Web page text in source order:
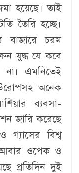
হয়েছে। তাই
তৈরি হচ্ছে।
বাজারে চরম
যুদ্ধ যে কবে
এমনিতেই
অনেক
ব্যবসা-
জারি করেছে
গ্যাসের বিশ্ব
ওপেক ও
প্রতিদিন দুই